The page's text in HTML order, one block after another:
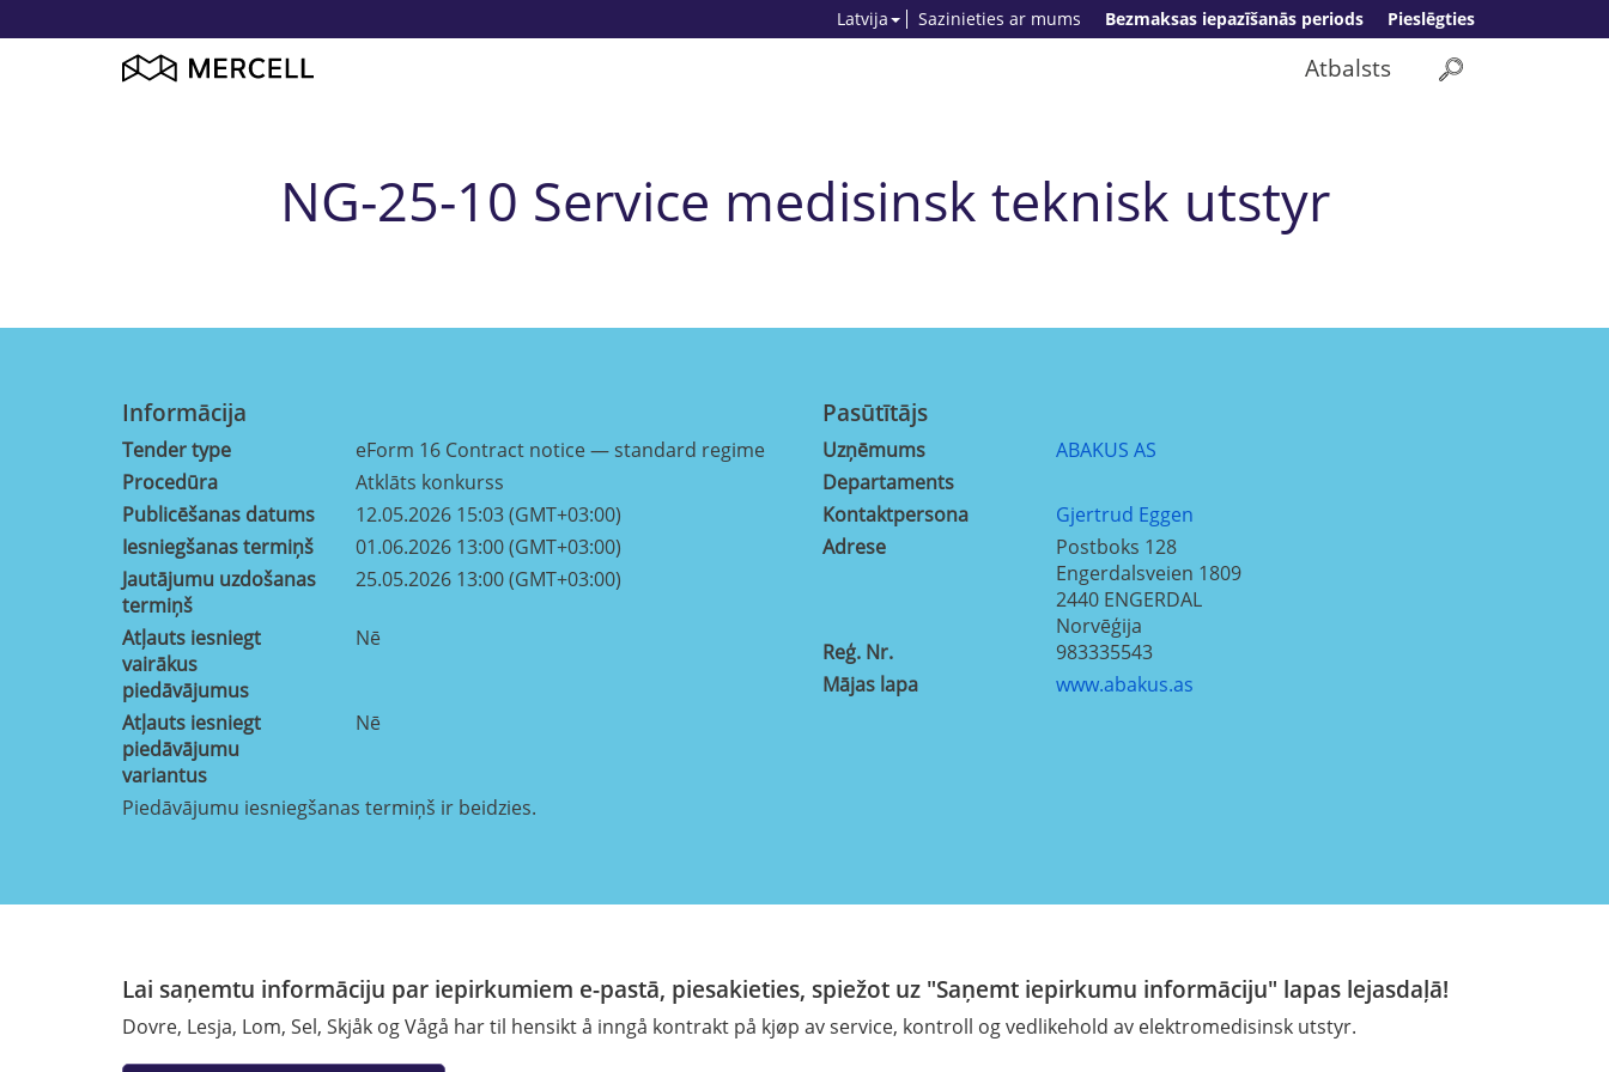
Pieslēgties
Bezmaksas iepazīšanās periods
Sazinieties ar mums
Latvija
Atbalsts
NG-25-10 Service medisinsk teknisk utstyr
Informācija
Tender type
eForm 16 Contract notice — standard regime
Procedūra
Atklāts konkurss
Publicēšanas datums
12.05.2026 15:03 (GMT+03:00)
Iesniegšanas termiņš
01.06.2026 13:00 (GMT+03:00)
Jautājumu uzdošanas
termiņš
25.05.2026 13:00 (GMT+03:00)
Atļauts iesniegt
vairākus
piedāvājumus
Nē
Atļauts iesniegt
piedāvājumu
variantus
Nē
Pasūtītājs
Uzņēmums
ABAKUS AS
Departaments
Kontaktpersona
Gjertrud Eggen
Adrese
Postboks 128
Engerdalsveien 1809
2440 ENGERDAL
Norvēģija
Reģ. Nr.
983335543
Mājas lapa
www.abakus.as
Piedāvājumu iesniegšanas termiņš ir beidzies.
Lai saņemtu informāciju par iepirkumiem e-pastā, piesakieties, spiežot uz "Saņemt iepirkumu informāciju" lapas lejasdaļā!
Dovre, Lesja, Lom, Sel, Skjåk og Vågå har til hensikt å inngå kontrakt på kjøp av service, kontroll og vedlikehold av elektromedisinsk utstyr.